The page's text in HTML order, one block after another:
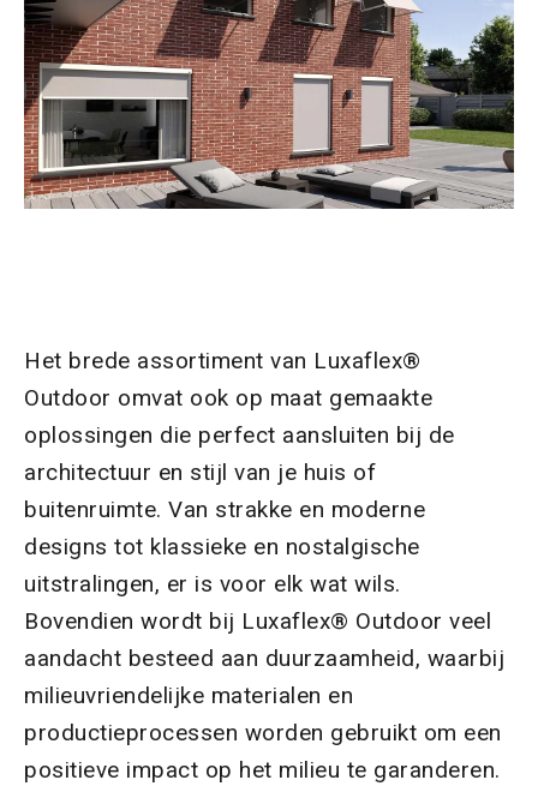
Het brede assortiment van Luxaflex®
Outdoor omvat ook op maat gemaakte
oplossingen die perfect aansluiten bij de
architectuur en stijl van je huis of
buitenruimte. Van strakke en moderne
designs tot klassieke en nostalgische
uitstralingen, er is voor elk wat wils.
Bovendien wordt bij Luxaflex® Outdoor veel
aandacht besteed aan duurzaamheid, waarbij
milieuvriendelijke materialen en
productieprocessen worden gebruikt om een
positieve impact op het milieu te garanderen.